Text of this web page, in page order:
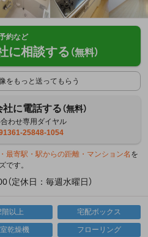
約など
に相談する （無料）
をもっと送ってもらう
社に電話する（無料）
わせ専用ダイヤル
25848-1054
最寄駅・駅からの距離・マンション名 を
です。
定休日：毎週水曜日）
階以上 宅配ボックス
乾燥機 フローリング